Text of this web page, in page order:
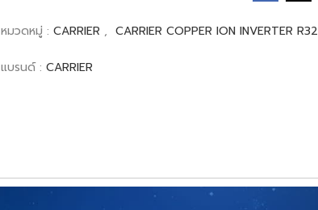
หมวดหมู่ : CARRIER , CARRIER COPPER ION INVERTER R32
แบรนด์ : CARRIER